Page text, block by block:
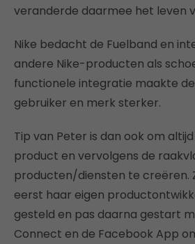
veranderde daarmee het leven
Nike bedacht de Fuelband en
andere Nike-producten als
functionele integratie maakte
gebruiker en merk sterker.
Tip van Peter is dan ook om
product en vervolgens de
producten/diensten te creëren.
eerst haar eigen
gesteld en pas daarna gestart
Connect en de Facebook App